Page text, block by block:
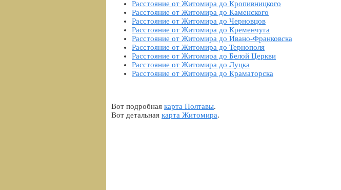
Расстояние от Житомира до Кропивницкого
Расстояние от Житомира до Каменского
Расстояние от Житомира до Черновцов
Расстояние от Житомира до Кременчуга
Расстояние от Житомира до Ивано-Франковска
Расстояние от Житомира до Тернополя
Расстояние от Житомира до Белой Церкви
Расстояние от Житомира до Луцка
Расстояние от Житомира до Краматорска
Вот подробная карта Полтавы.
Вот детальная карта Житомира.